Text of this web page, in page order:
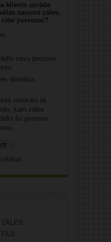
klients uzrāda
saņemt zāles,
citai personai?
savu personu
domātas
nosauks tā
kam zāles
šo personu